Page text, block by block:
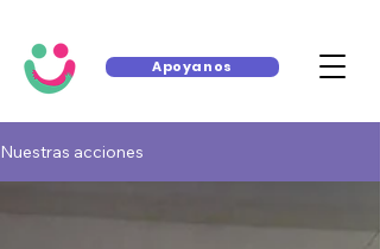
Apoyanos
Nuestras acciones